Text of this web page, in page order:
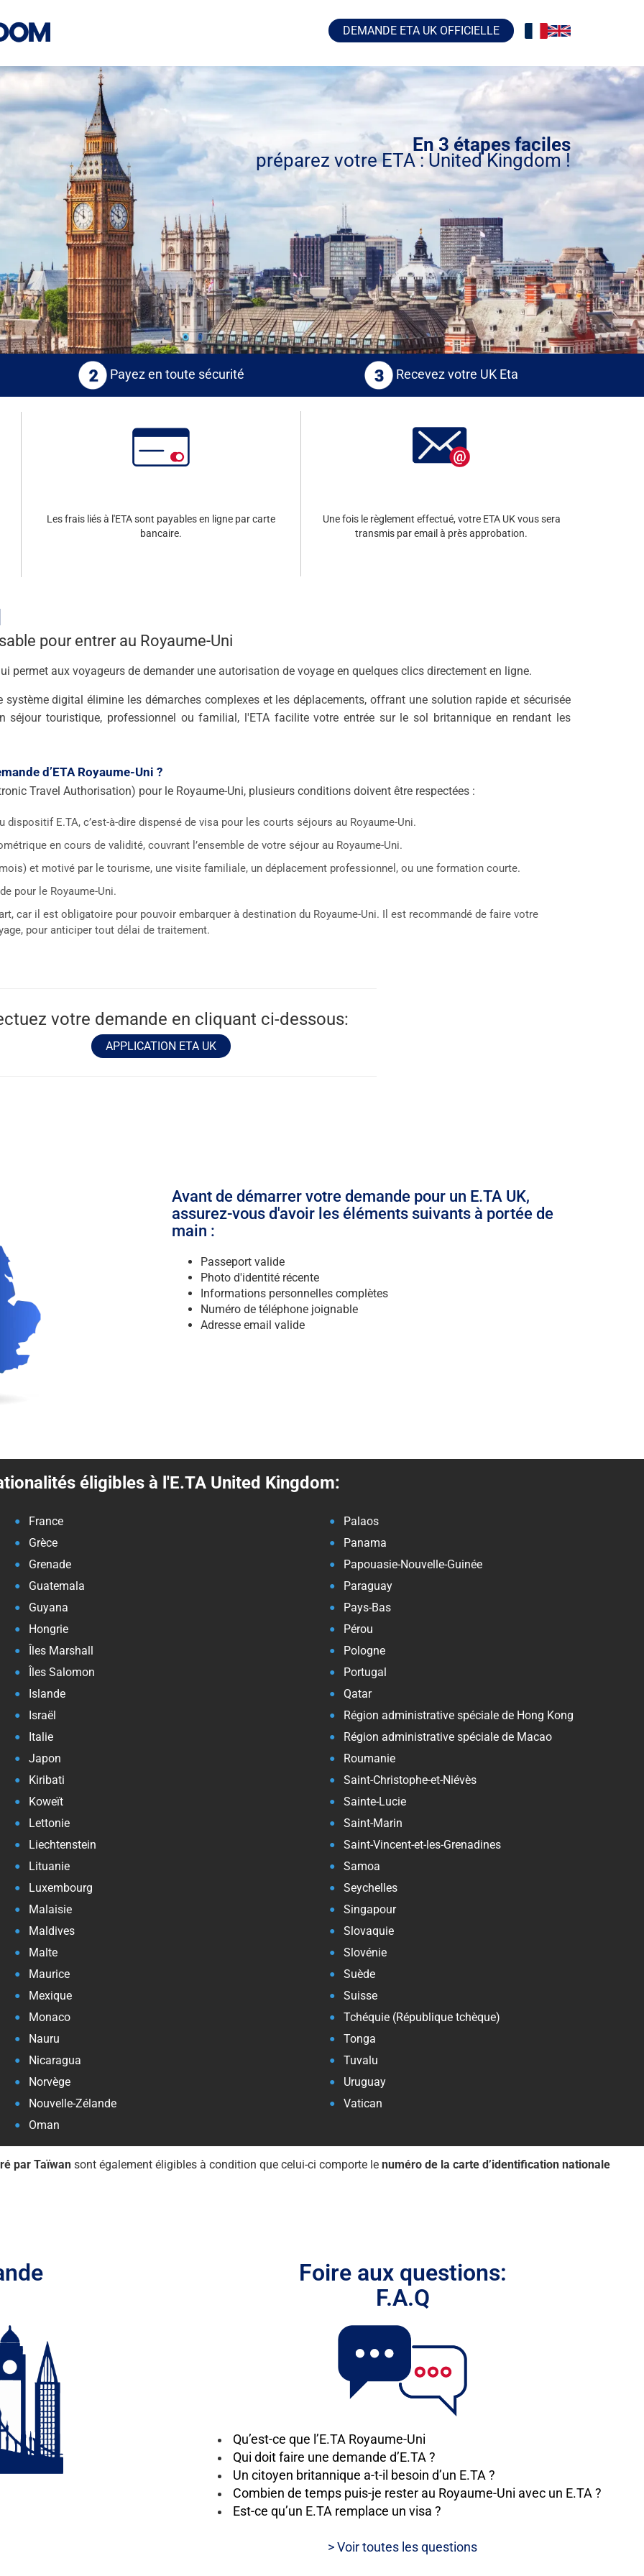
DEMANDE ETA UK OFFICIELLE
En 3 étapes faciles
préparez votre ETA : United Kingdom !
Payez en toute sécurité Recevez votre UK Eta
Les frais liés à l'ETA sont payables en ligne par carte
bancaire.
Une fois le règlement effectué, votre ETA UK vous sera
transmis par email à près approbation.
pour entrer au Royaume-Uni
permet aux voyageurs de demander une autorisation de voyage en quelques clics directement en ligne.
système digital élimine les démarches complexes et les déplacements, offrant une solution rapide et sécurisée
séjour touristique, professionnel ou familial, l'ETA facilite votre entrée sur le sol britannique en rendant les
d’ETA Royaume-Uni ?
Travel Authorisation) pour le Royaume-Uni, plusieurs conditions doivent être respectées :
E.TA, c’est-à-dire dispensé de visa pour les courts séjours au Royaume-Uni.
en cours de validité, couvrant l’ensemble de votre séjour au Royaume-Uni.
et motivé par le tourisme, une visite familiale, un déplacement professionnel, ou une formation courte.
pour le Royaume-Uni.
car il est obligatoire pour pouvoir embarquer à destination du Royaume-Uni. Il est recommandé de faire votre
pour anticiper tout délai de traitement.
votre demande en cliquant ci-dessous:
APPLICATION ETA UK
Avant de démarrer votre demande pour un E.TA UK,
assurez-vous d'avoir les éléments suivants à portée de
main :
Passeport valide
Photo d'identité récente
Informations personnelles complètes
Numéro de téléphone joignable
Adresse email valide
éligibles à l'E.TA United Kingdom:
France
Grèce
Grenade
Guatemala
Guyana
Hongrie
Îles Marshall
Îles Salomon
Islande
Israël
Italie
Japon
Kiribati
Koweït
Lettonie
Liechtenstein
Lituanie
Luxembourg
Malaisie
Maldives
Malte
Maurice
Mexique
Monaco
Nauru
Nicaragua
Norvège
Nouvelle-Zélande
Oman
Palaos
Panama
Papouasie-Nouvelle-Guinée
Paraguay
Pays-Bas
Pérou
Pologne
Portugal
Qatar
Région administrative spéciale de Hong Kong
Région administrative spéciale de Macao
Roumanie
Saint-Christophe-et-Niévès
Sainte-Lucie
Saint-Marin
Saint-Vincent-et-les-Grenadines
Samoa
Seychelles
Singapour
Slovaquie
Slovénie
Suède
Suisse
Tchéquie (République tchèque)
Tonga
Tuvalu
Uruguay
Vatican
par Taïwan sont également éligibles à condition que celui-ci comporte le numéro de la carte d’identification nationale
Foire aux questions:
F.A.Q
Qu’est-ce que l’E.TA Royaume-Uni
Qui doit faire une demande d’E.TA ?
Un citoyen britannique a-t-il besoin d’un E.TA ?
Combien de temps puis-je rester au Royaume-Uni avec un E.TA ?
Est-ce qu’un E.TA remplace un visa ?
> Voir toutes les questions